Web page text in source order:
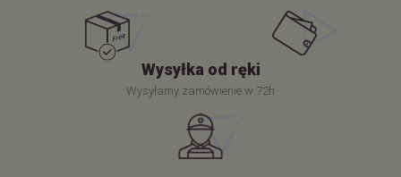
Wysyłka od ręki
Wysyłamy zamówienie w 72h